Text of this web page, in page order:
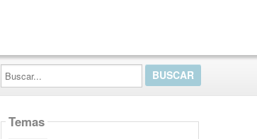
Buscar...
Temas